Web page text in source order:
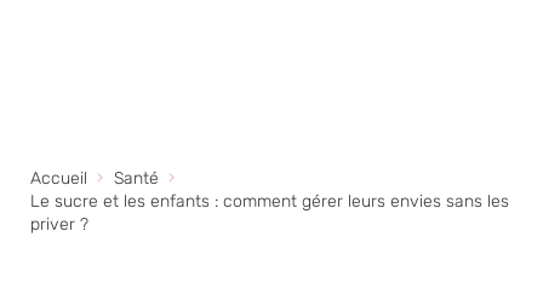
Accueil
Santé
Le sucre et les enfants : comment gérer leurs envies sans les
priver ?